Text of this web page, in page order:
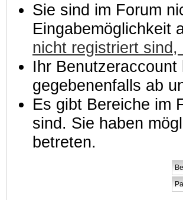
Sie sind im Forum
Eingabemöglichkeit
nicht registriert
Ihr
gegebenenfalls ab
Es gibt Bereiche im
sind. Sie haben
betreten.